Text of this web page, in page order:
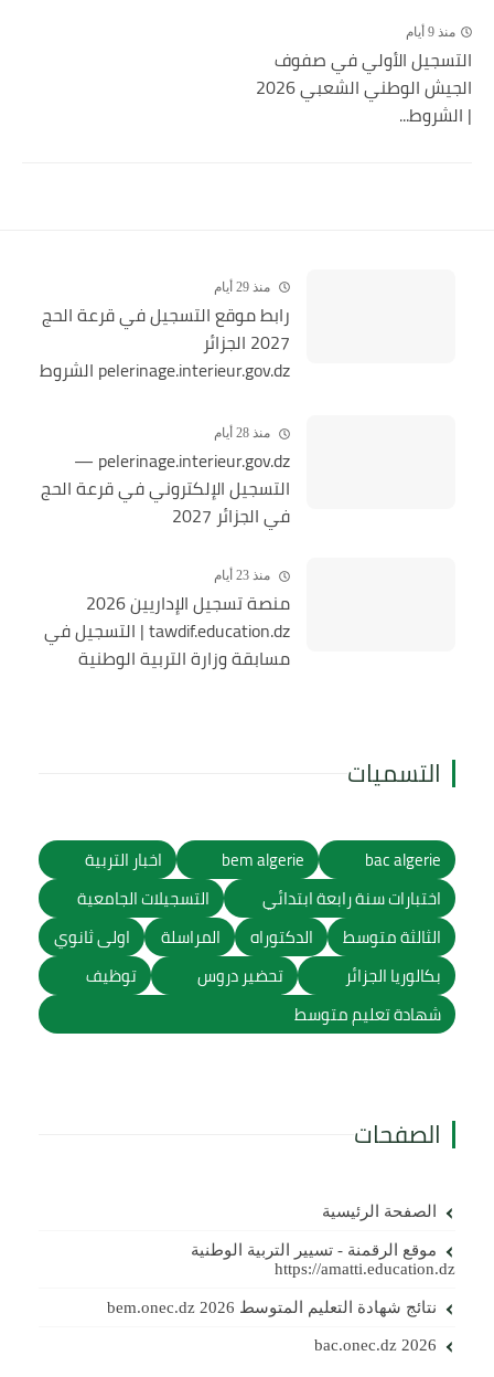
منذ 9 أيام
التسجيل الأولي في صفوف
الجيش الوطني الشعبي 2026
| الشروط...
منذ 29 أيام
رابط موقع التسجيل في قرعة الحج
2027 الجزائر
pelerinage.interieur.gov.dz الشروط
منذ 28 أيام
pelerinage.interieur.gov.dz —
التسجيل الإلكتروني في قرعة الحج
في الجزائر 2027
منذ 23 أيام
منصة تسجيل الإداريين 2026
tawdif.education.dz | التسجيل في
مسابقة وزارة التربية الوطنية
التسميات
bac algerie
bem algerie
اخبار التربية
اختبارات سنة رابعة ابتدائي
التسجيلات الجامعية
الثالثة متوسط
الدكتوراه المراسلة
اولى ثانوي
بكالوريا الجزائر
تحضير دروس
توظيف
شهادة تعليم متوسط
الصفحات
الصفحة الرئيسية
موقع الرقمنة - تسيير التربية الوطنية
https://amatti.education.dz
نتائج شهادة التعليم المتوسط 2026 bem.onec.dz
bac.onec.dz 2026